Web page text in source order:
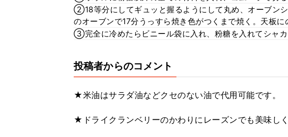
②18等分にしてギュッと握るようにして丸め、オーブン
のオーブンで17分うっすら焼き色がつくまで焼く。天板に
③完全に冷めたらビニール袋に入れ、粉糖を入れてシャカ
投稿者からのコメント
★米油はサラダ油などクセのない油で代用可能です。
★ドライクランベリーのかわりにレーズンでも美味しく